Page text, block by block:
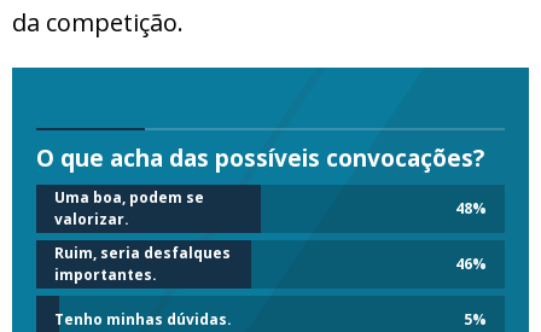
da competição.
O que acha das possíveis convocações?
Uma boa, podem se
valorizar.
48%
Ruim, seria desfalques
importantes.
46%
Tenho minhas dúvidas. 5%